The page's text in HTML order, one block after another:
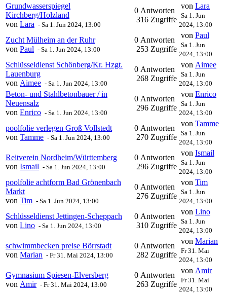
Grundwasserspiegel
Kirchberg/Holzland
von Lara - Sa 1. Jun 2024, 13:00
0 Antworten
316 Zugriffe
von Lara
Sa 1. Jun
2024, 13:00
Zucht Mülheim an der Ruhr
von Paul - Sa 1. Jun 2024, 13:00
0 Antworten
253 Zugriffe
von Paul
Sa 1. Jun
2024, 13:00
Schlüsseldienst Schönberg/Kr. Hzgt.
Lauenburg
von Aimee - Sa 1. Jun 2024, 13:00
0 Antworten
268 Zugriffe
von Aimee
Sa 1. Jun
2024, 13:00
Beton- und Stahlbetonbauer / in
Neuensalz
von Enrico - Sa 1. Jun 2024, 13:00
0 Antworten
296 Zugriffe
von Enrico
Sa 1. Jun
2024, 13:00
poolfolie verlegen Groß Vollstedt
von Tamme - Sa 1. Jun 2024, 13:00
0 Antworten
270 Zugriffe
von Tamme
Sa 1. Jun
2024, 13:00
Reitverein Nordheim/Württemberg
von Ismail - Sa 1. Jun 2024, 13:00
0 Antworten
296 Zugriffe
von Ismail
Sa 1. Jun
2024, 13:00
poolfolie achtform Bad Grönenbach
Markt
von Tim - Sa 1. Jun 2024, 13:00
0 Antworten
276 Zugriffe
von Tim
Sa 1. Jun
2024, 13:00
Schlüsseldienst Jettingen-Scheppach
von Lino - Sa 1. Jun 2024, 13:00
0 Antworten
310 Zugriffe
von Lino
Sa 1. Jun
2024, 13:00
schwimmbecken preise Börrstadt
von Marian - Fr 31. Mai 2024, 13:00
0 Antworten
282 Zugriffe
von Marian
Fr 31. Mai
2024, 13:00
Gymnasium Spiesen-Elversberg
von Amir - Fr 31. Mai 2024, 13:00
0 Antworten
263 Zugriffe
von Amir
Fr 31. Mai
2024, 13:00